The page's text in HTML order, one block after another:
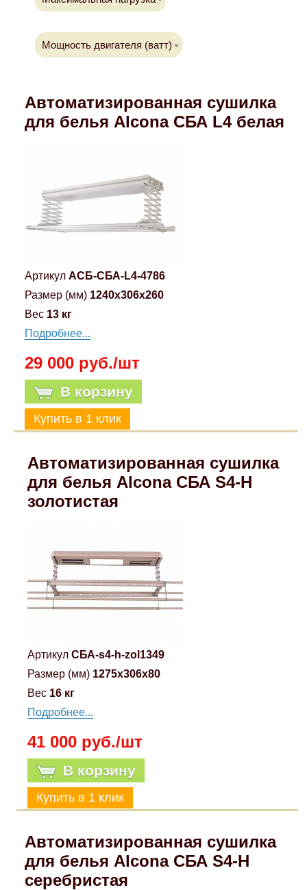
Мощность двигателя (ватт)
Автоматизированная сушилка
для белья Alcona СБА L4 белая
Артикул АСБ-СБА-L4-4786
Размер (мм) 1240x306x260
Вес 13 кг
Подробнее...
29 000 руб./шт
В корзину
Автоматизированная сушилка
для белья Alcona СБА S4-H
золотистая
Артикул СБА-s4-h-zol1349
Размер (мм) 1275x306x80
Вес 16 кг
Подробнее...
41 000 руб./шт
В корзину
Автоматизированная сушилка
для белья Alcona СБА S4-H
серебристая
Hyundai
Infinity
Kia
Mercedes-Benz
Mitsubishi
Opel
Renault
Toyota
Дополнительные товары
Флуоресцентные краски
Эмали универсальные акриловые